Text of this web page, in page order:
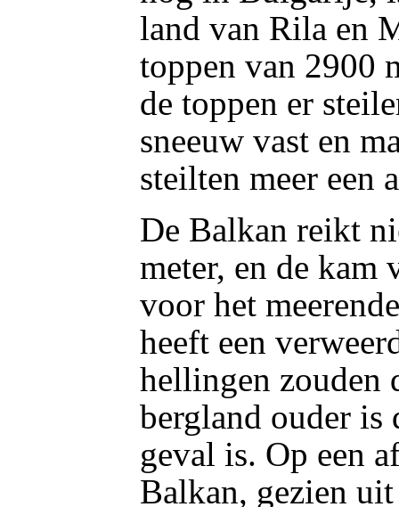
land van Rila en
toppen van 2900
de toppen er
sneeuw vast en
steilten meer een
De Balkan reikt
meter, en de kam
voor het
heeft een
hellingen zouden
bergland ouder
geval is. Op een
Balkan, gezien